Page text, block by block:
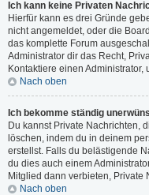
Ich kann keine Privaten
Hierfür kann es drei Gründe
nicht angemeldet, oder die
das komplette Forum
Administrator dir das Recht,
Kontaktiere einen
Nach oben
Ich bekomme ständig
Du kannst Private Nachrichten,
löschen, indem du in deinem
erstellst. Falls du belästigende
du dies auch einem
Mitglied dann verbieten, Private
Nach oben